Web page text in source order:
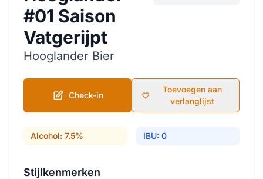
#01 Saison
Vatgerijpt
Hooglander Bier
Check-in
Toevoegen aan
verlanglijst
Alcohol: 7.5% IBU: 0
Stijlkenmerken